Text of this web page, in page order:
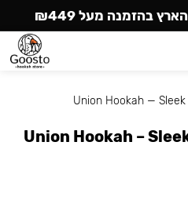
Union Hookah —
Union Hookah –
בהזמנה מעל ₪449